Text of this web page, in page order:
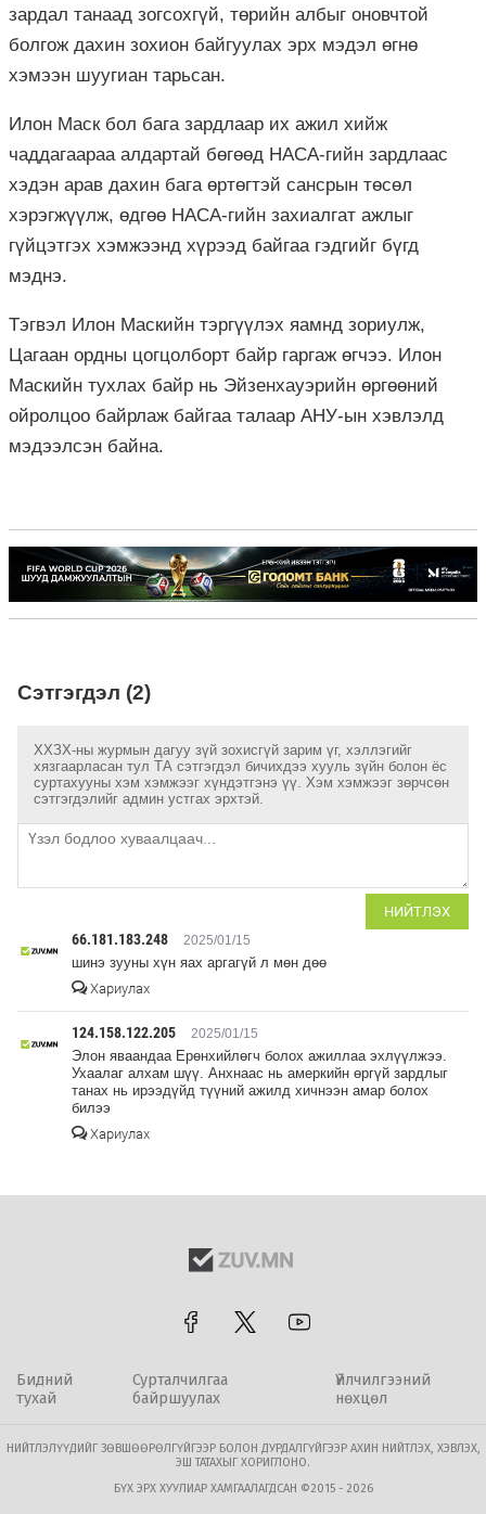
зардал танаад зогсохгүй, төрийн албыг оновчтой
болгож дахин зохион байгуулах эрх мэдэл өгнө
хэмээн шуугиан тарьсан.
Илон Маск бол бага зардлаар их ажил хийж
чаддагаараа алдартай бөгөөд НАСА-гийн зардлаас
хэдэн арав дахин бага өртөгтэй сансрын төсөл
хэрэгжүүлж, өдгөө НАСА-гийн захиалгат ажлыг
гүйцэтгэх хэмжээнд хүрээд байгаа гэдгийг бүгд
мэднэ.
Тэгвэл Илон Маскийн тэргүүлэх яамнд зориулж,
Цагаан ордны цогцолборт байр гаргаж өгчээ. Илон
Маскийн тухлах байр нь Эйзенхауэрийн өргөөний
ойролцоо байрлаж байгаа талаар АНУ-ын хэвлэлд
мэдээлсэн байна.
Сэтгэгдэл (2)
ХХЗХ-ны журмын дагуу зүй зохисгүй зарим үг, хэллэгийг
хязгаарласан тул ТА сэтгэгдэл бичихдээ хууль зүйн болон ёс
суртахууны хэм хэмжээг хүндэтгэнэ үү. Хэм хэмжээг зөрчсөн
сэтгэгдэлийг админ устгах эрхтэй.
НИЙТЛЭХ
66.181.183.248 2025/01/15
шинэ зууны хүн яах аргагүй л мөн дөө
Хариулах
124.158.122.205 2025/01/15
Элон яваандаа Ерөнхийлөгч болох ажиллаа эхлүүлжээ.
Ухаалаг алхам шүү. Анхнаас нь амеркийн өргүй зардлыг
танах нь ирээдүйд түүний ажилд хичнээн амар болох
билээ
Хариулах
Бидний
тухай
Сурталчилгаа
байршуулах
Үйлчилгээний
нөхцөл
НИЙТЛЭЛҮҮДИЙГ ЗӨВШӨӨРӨЛГҮЙГЭЭР БОЛОН ДУРДАЛГҮЙГЭЭР АХИН НИЙТЛЭХ, ХЭВЛЭХ,
ЭШ ТАТАХЫГ ХОРИГЛОНО.
БҮХ ЭРХ ХУУЛИАР ХАМГААЛАГДСАН ©2015 - 2026